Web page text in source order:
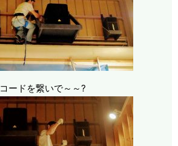
コードを繋いで～～?